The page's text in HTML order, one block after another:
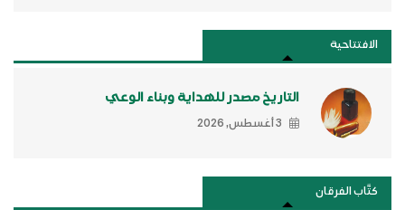
الافتتاحية
التاريخ مصدر للهداية وبناء الوعي
3 أغسطس, 2026
كتَّاب الفرقان